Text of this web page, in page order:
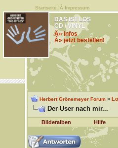
Startseite |Â Impressum
DAS IST LOS
CD / VINYL
Â» Infos
Â» jetzt bestellen!
Herbert Grönemeyer Forum»
Der User nach mir...
Bilderalben Hilfe